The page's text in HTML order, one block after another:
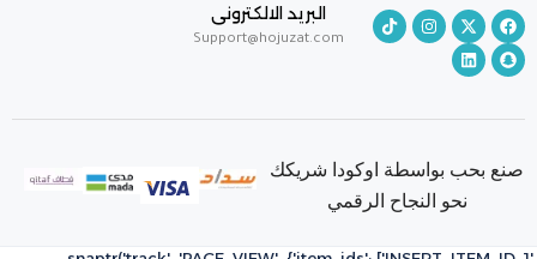
البريد الالكترونى
Support@hojuzat.com
صنع بحب بواسطة اوكودا شريكك
نحو النجاح الرقمي